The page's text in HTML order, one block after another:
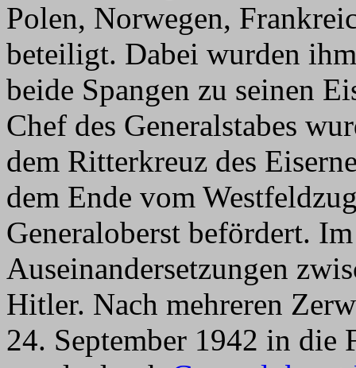
Polen, Norwegen,
beteiligt. Dabei wurden
beide Spangen zu seinen
Chef des Generalstabes
dem Ritterkreuz des
dem Ende vom
Generaloberst befördert.
Auseinandersetzungen
Hitler. Nach mehreren
24. September 1942 in die